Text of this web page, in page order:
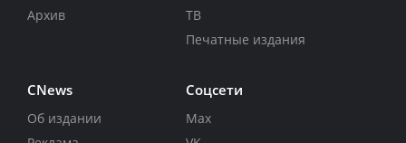
Архив
ТВ
Печатные издания
CNews
Об издании
Соцсети
Max